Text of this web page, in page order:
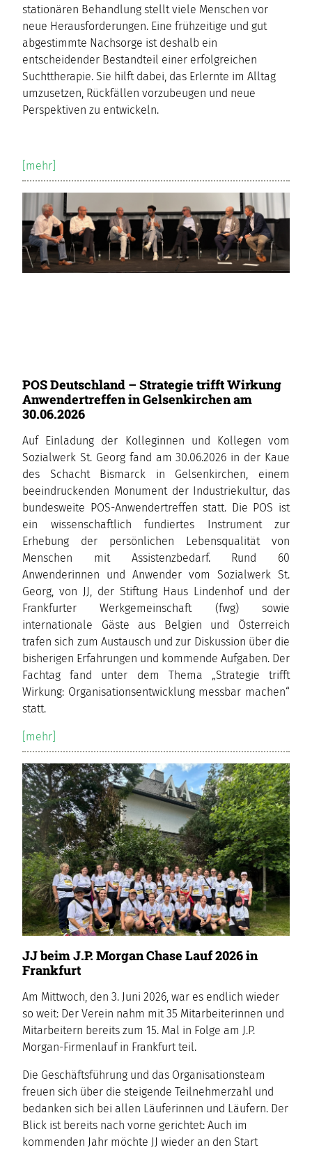
stationären Behandlung stellt viele Menschen vor
neue Herausforderungen. Eine frühzeitige und gut
abgestimmte Nachsorge ist deshalb ein
entscheidender Bestandteil einer erfolgreichen
Suchttherapie. Sie hilft dabei, das Erlernte im Alltag
umzusetzen, Rückfällen vorzubeugen und neue
Perspektiven zu entwickeln.
[mehr]
POS Deutschland – Strategie trifft Wirkung
Anwendertreffen in Gelsenkirchen am
30.06.2026
Auf Einladung der Kolleginnen und Kollegen vom
Sozialwerk St. Georg fand am 30.06.2026 in der Kaue
des Schacht Bismarck in Gelsenkirchen, einem
beeindruckenden Monument der Industriekultur, das
bundesweite POS-Anwendertreffen statt. Die POS ist
ein wissenschaftlich fundiertes Instrument zur
Erhebung der persönlichen Lebensqualität von
Menschen mit Assistenzbedarf. Rund 60
Anwenderinnen und Anwender vom Sozialwerk St.
Georg, von JJ, der Stiftung Haus Lindenhof und der
Frankfurter Werkgemeinschaft (fwg) sowie
internationale Gäste aus Belgien und Österreich
trafen sich zum Austausch und zur Diskussion über die
bisherigen Erfahrungen und kommende Aufgaben. Der
Fachtag fand unter dem Thema „Strategie trifft
Wirkung: Organisationsentwicklung messbar machen“
statt.
[mehr]
JJ beim J.P. Morgan Chase Lauf 2026 in
Frankfurt
Am Mittwoch, den 3. Juni 2026, war es endlich wieder
so weit: Der Verein nahm mit 35 Mitarbeiterinnen und
Mitarbeitern bereits zum 15. Mal in Folge am J.P.
Morgan-Firmenlauf in Frankfurt teil.
Die Geschäftsführung und das Organisationsteam
freuen sich über die steigende Teilnehmerzahl und
bedanken sich bei allen Läuferinnen und Läufern. Der
Blick ist bereits nach vorne gerichtet: Auch im
kommenden Jahr möchte JJ wieder an den Start